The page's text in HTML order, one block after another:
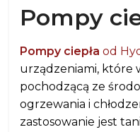
Pompy
Pompy ciepła od
urządzeniami, które
pochodzącą ze
ogrzewania i
zastosowanie jest